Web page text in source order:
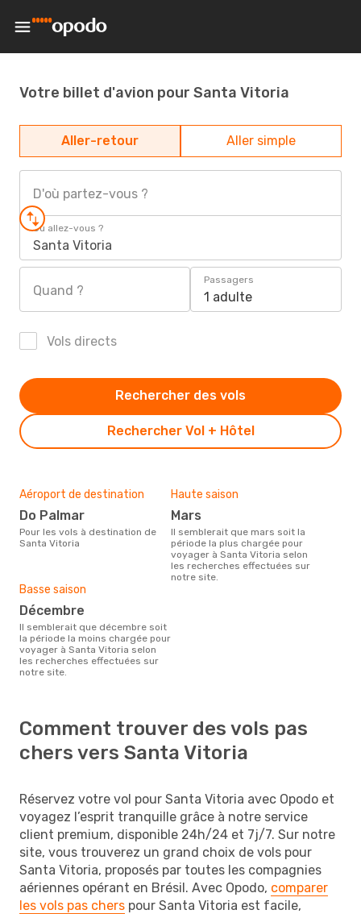
Votre billet d'avion pour Santa Vitoria
Aller-retour Aller simple
D'où partez-vous ?
Où allez-vous ?
Santa Vitoria
Quand ?
Passagers
1 adulte
Vols directs
Rechercher Vol + Hôtel
Rechercher des vols
Aéroport de destination
Do Palmar
Pour les vols à destination de
Santa Vitoria
Haute saison
mars
Il semblerait que mars soit la
période la plus chargée pour
voyager à Santa Vitoria selon
les recherches effectuées sur
notre site.
Basse saison
décembre
Il semblerait que décembre soit
la période la moins chargée pour
voyager à Santa Vitoria selon
les recherches effectuées sur
notre site.
Comment trouver des vols pas
chers vers Santa Vitoria
Réservez votre vol pour Santa Vitoria avec Opodo et
voyagez l’esprit tranquille grâce à notre service
client premium, disponible 24h/24 et 7j/7. Sur notre
site, vous trouverez un grand choix de vols pour
Santa Vitoria, proposés par toutes les compagnies
aériennes opérant en Brésil. Avec Opodo, comparer
les vols pas chers pour Santa Vitoria est facile,